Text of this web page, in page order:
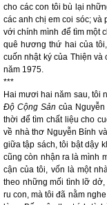
cho các con tôi bù lại
các anh chị em coi sóc;
với chính mình để tìm một
quê hương thứ hai của
cuốn nhật ký của Thiện
năm 1975.
***
Hai mươi hai năm sau, tôi
Độ Cộng Sản của
thời để tìm chất liệu cho
về nhà thơ Nguyễn Bính
giữa tập sách, tôi bật dậy
cũng còn nhận ra là mình
cận của tôi, vốn là một
theo những mối tình lỡ dở,
ru con, mà tôi đã nằm